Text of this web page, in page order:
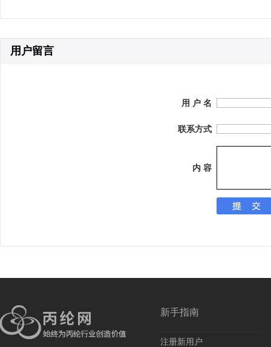
用户留言
用 户 名
联系方式
内 容
新手指南
注册新用户